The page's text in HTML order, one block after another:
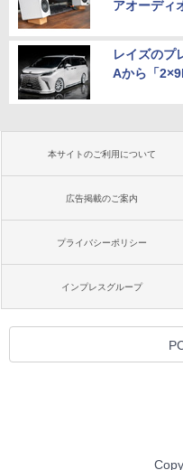
アオーディ
レイズのプ
Aから「
本サイトのご利用について
広告掲載のご案内
プライバシーポリシー
インプレスグループ